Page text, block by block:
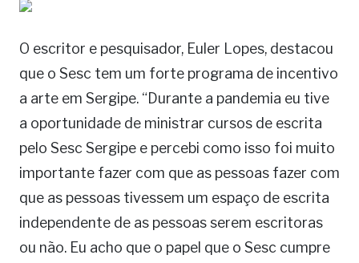
O escritor e pesquisador, Euler Lopes, destacou
que o Sesc tem um forte programa de incentivo
a arte em Sergipe. “Durante a pandemia eu tive
a oportunidade de ministrar cursos de escrita
pelo Sesc Sergipe e percebi como isso foi muito
importante fazer com que as pessoas fazer com
que as pessoas tivessem um espaço de escrita
independente de as pessoas serem escritoras
ou não. Eu acho que o papel que o Sesc cumpre